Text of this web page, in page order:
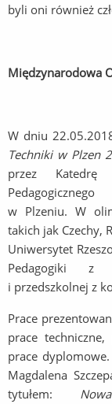
byli oni również
Międzynarodowa
W dniu
Techniki w Plzen
przez Katedrę
w Plzeniu. W
takich jak Czechy,
Uniwersytet
Pedagogiki z
i przedszkolnej z
Prace
prace
prace
Magdalena
tytułem: